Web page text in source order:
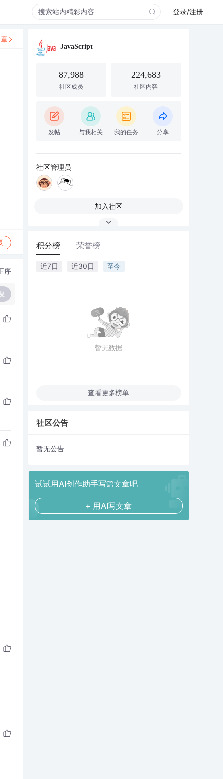
登录/注册
序
JavaScript
87,988
社区成员
224,683
社区内容
发帖 与我相关 我的任务 分享
社区管理员
加入社区
积分榜 荣誉榜
近7日 近30日 至今
暂无数据
查看更多榜单
社区公告
暂无公告
试试用AI创作助手写篇文章吧
+ 用AI写文章